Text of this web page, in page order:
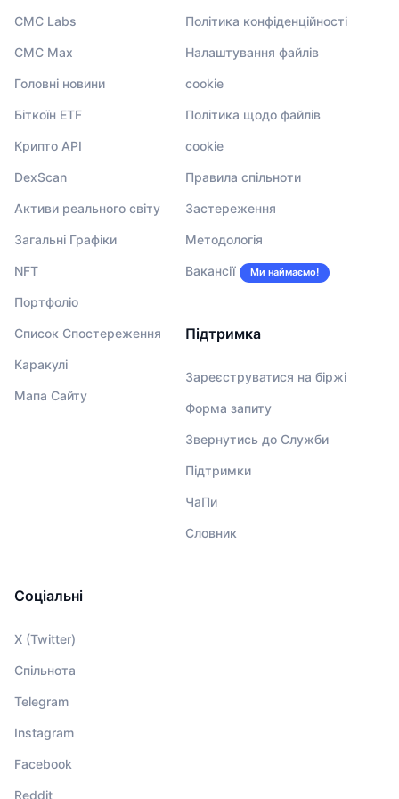
CMC Labs
CMC Max
Головні новини
Біткоїн ETF
Крипто API
DexScan
Активи реального світу
Загальні Графіки
NFT
Портфоліо
Список Спостереження
Каракулі
Мапа Сайту
Політика конфіденційності
Налаштування файлів
cookie
Політика щодо файлів
cookie
Правила спільноти
Застереження
Методологія
Вакансії Ми наймаємо!
Підтримка
Зареєструватися на біржі
Форма запиту
Звернутись до Служби
Підтримки
ЧаПи
Словник
Соціальні
X (Twitter)
Спільнота
Telegram
Instagram
Facebook
Reddit